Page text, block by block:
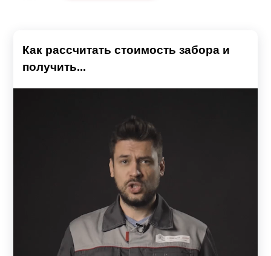
Как рассчитать стоимость забора и
получить...